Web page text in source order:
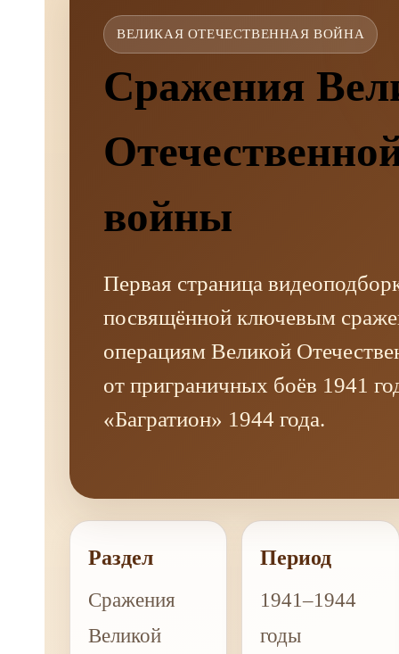
ВЕЛИКАЯ ОТЕЧЕСТВЕННАЯ ВОЙНА
Сражения
войны
Первая страница
посвящённой ключевым
операциям Великой
от приграничных боёв 1941
«Багратион» 1944 года.
Раздел
Сражения
Великой
Период
1941–1944
годы